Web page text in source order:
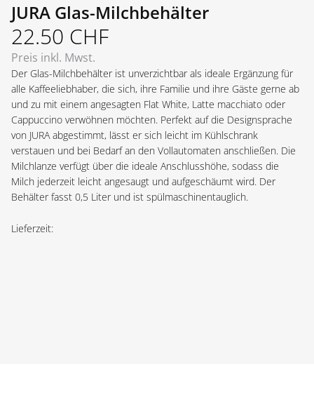
JURA Glas-Milchbehälter
22.50 CHF
Preis inkl. Mwst.
Der Glas-Milchbehälter ist unverzichtbar als ideale Ergänzung für
alle Kaffeeliebhaber, die sich, ihre Familie und ihre Gäste gerne ab
und zu mit einem angesagten Flat White, Latte macchiato oder
Cappuccino verwöhnen möchten. Perfekt auf die Designsprache
von JURA abgestimmt, lässt er sich leicht im Kühlschrank
verstauen und bei Bedarf an den Vollautomaten anschließen. Die
Milchlanze verfügt über die ideale Anschlusshöhe, sodass die
Milch jederzeit leicht angesaugt und aufgeschäumt wird. Der
Behälter fasst 0,5 Liter und ist spülmaschinentauglich.
Lieferzeit: